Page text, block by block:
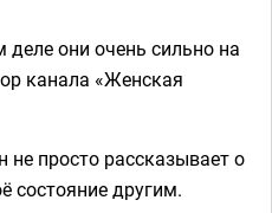
они очень сильно на
канала «Женская
не просто рассказывает о
состояние другим.